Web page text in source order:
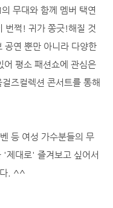
무대와 함께 멤버 택연
번쩍! 귀가 쫑긋!해질 것
공연 뿐만 아니라 다양한
어 평소 패션쇼에 관심은
즈컬렉션 콘서트를 통해
등 여성 가수분들의 무
제대로' 즐겨보고 싶어서
다. ^^